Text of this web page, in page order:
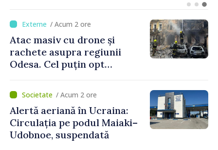
/ Acum 2 ore
Atac masiv cu drone și
rachete asupra regiunii
Odesa. Cel puțin opt
/ Acum 2 ore
Alertă aeriană în Ucraina:
Circulația pe podul Maiaki–
Udobnoe, suspendată